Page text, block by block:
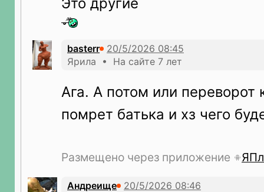
basterr
Ярила • На сайте 7 лет
Ага. А потом или переворот
помрет батька и хз чего
Размещено через приложение
Андреище